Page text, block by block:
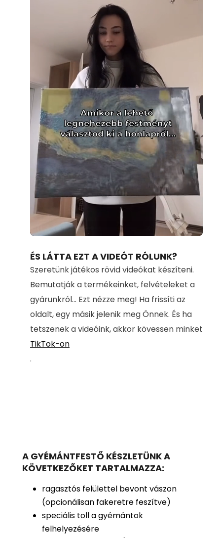
Unmute Loaded
100.00%
ÉS LÁTTA EZT A VIDEÓT RÓLUNK?
Szeretünk játékos rövid videókat készíteni.
Bemutatják a termékeinket, felvételeket a
gyárunkról... Ezt nézze meg! Ha frissíti az
oldalt, egy másik jelenik meg Önnek. És ha
tetszenek a videóink, akkor kövessen minket
TikTok-on
.
A GYÉMÁNTFESTŐ KÉSZLETÜNK A
KÖVETKEZŐKET TARTALMAZZA:
ragasztós felülettel bevont vászon
(opcionálisan fakeretre feszítve)
speciális toll a gyémántok
felhelyezésére